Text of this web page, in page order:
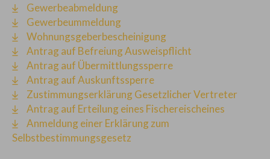
Gewerbeabmeldung
Gewerbeummeldung
Wohnungsgeberbescheinigung
Antrag auf Befreiung Ausweispflicht
Antrag auf Übermittlungssperre
Antrag auf Auskunftssperre
Zustimmungserklärung Gesetzlicher Vertreter
Antrag auf Erteilung eines Fischereischeines
Anmeldung einer Erklärung zum
Selbstbestimmungsgesetz